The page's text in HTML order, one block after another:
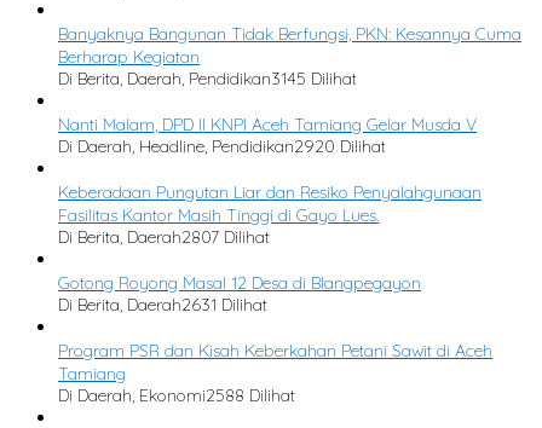
Banyaknya Bangunan Tidak Berfungsi, PKN: Kesannya Cuma
Berharap Kegiatan
Di Berita, Daerah, Pendidikan3145 Dilihat
Nanti Malam, DPD II KNPI Aceh Tamiang Gelar Musda V
Di Daerah, Headline, Pendidikan2920 Dilihat
Keberadaan Pungutan Liar dan Resiko Penyalahgunaan
Fasilitas Kantor Masih Tinggi di Gayo Lues.
Di Berita, Daerah2807 Dilihat
Gotong Royong Masal 12 Desa di Blangpegayon
Di Berita, Daerah2631 Dilihat
Program PSR dan Kisah Keberkahan Petani Sawit di Aceh
Tamiang
Di Daerah, Ekonomi2588 Dilihat